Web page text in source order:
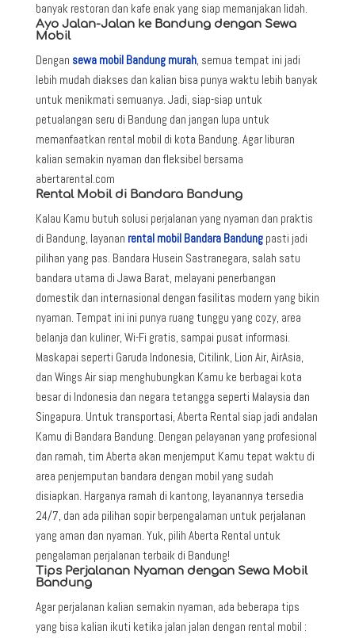
banyak restoran dan kafe enak yang siap memanjakan lidah.
Ayo Jalan-Jalan ke Bandung dengan Sewa
Mobil
Dengan sewa mobil Bandung murah, semua tempat ini jadi
lebih mudah diakses dan kalian bisa punya waktu lebih banyak
untuk menikmati semuanya. Jadi, siap-siap untuk
petualangan seru di Bandung dan jangan lupa untuk
memanfaatkan rental mobil di kota Bandung. Agar liburan
kalian semakin nyaman dan fleksibel bersama
abertarental.com
Rental Mobil di Bandara Bandung
Kalau Kamu butuh solusi perjalanan yang nyaman dan praktis
di Bandung, layanan rental mobil Bandara Bandungpasti jadi
pilihan yang pas. Bandara Husein Sastranegara, salah satu
bandara utama di Jawa Barat, melayani penerbangan
domestik dan internasional dengan fasilitas modern yang bikin
nyaman. Tempat ini ini punya ruang tunggu yang cozy, area
belanja dan kuliner, Wi-Fi gratis, sampai pusat informasi.
Maskapai seperti Garuda Indonesia, Citilink, Lion Air, AirAsia,
dan Wings Air siap menghubungkan Kamu ke berbagai kota
besar di Indonesia dan negara tetangga seperti Malaysia dan
Singapura. Untuk transportasi, Aberta Rental siap jadi andalan
Kamu di Bandara Bandung. Dengan pelayanan yang profesional
dan ramah, tim Aberta akan menjemput Kamu tepat waktu di
area penjemputan bandara dengan mobil yang sudah
disiapkan. Harganya ramah di kantong, layanannya tersedia
24/7, dan ada pilihan sopir berpengalaman untuk perjalanan
yang aman dan nyaman. Yuk, pilih Aberta Rental untuk
pengalaman perjalanan terbaik di Bandung!
Tips Perjalanan Nyaman dengan Sewa Mobil
Bandung
Agar perjalanan kalian semakin nyaman, ada beberapa tips
yang bisa kalian ikuti ketika jalan jalan dengan rental mobil :